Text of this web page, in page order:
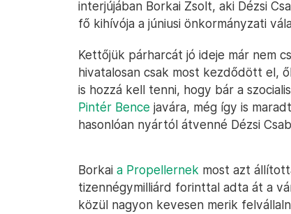
interjújában Borkai Zsolt, aki Dézsi
fő kihívója a júniusi önkormányzati
Kettőjük párharcát jó ideje már nem
hivatalosan csak most kezdődött el,
is hozzá kell tenni, hogy bár a
Pintér Bence javára, még így is
hasonlóan nyártól átvenné Dézsi
Borkai a Propellernek most azt
tizennégymilliárd forinttal adta át a
közül nagyon kevesen merik